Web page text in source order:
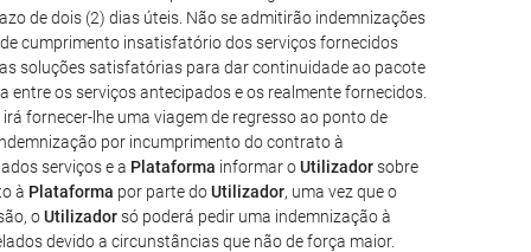
de dois (2) dias úteis. Não se admitirão indemnizações
cumprimento insatisfatório dos serviços fornecidos
soluções satisfatórias para dar continuidade ao pacote
os serviços antecipados e os realmente fornecidos.
irá fornecer-lhe uma viagem de regresso ao ponto de
por incumprimento do contrato à
serviços e a Plataforma informar oUtilizadorsobre
à Plataforma por parte doUtilizador, uma vez que o
oUtilizadorsó poderá pedir uma indemnização à
devido a circunstâncias que não de força maior.